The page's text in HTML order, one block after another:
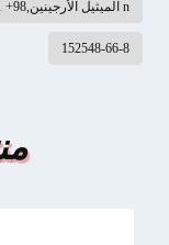
152548-66-8